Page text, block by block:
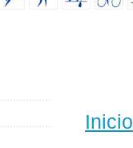
Inicio